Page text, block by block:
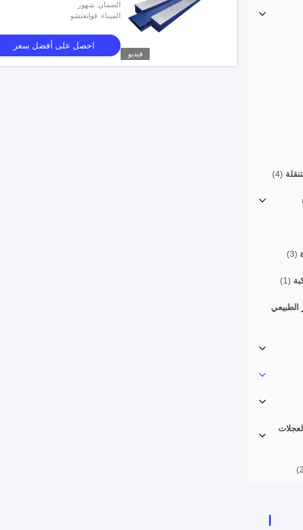
(4)
(3)
(1)
فيديو
الضمان: شهور
الميناء: قوانغتشو
احصل على أفضل سعر